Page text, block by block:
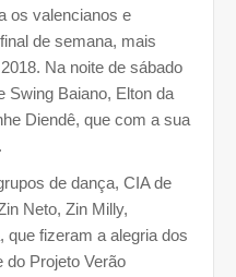
os valencianos e
de semana, mais
Na noite de sábado
Swing Baiano, Elton da
Diendê, que com a sua
de dança, CIA de
Neto, Zin Milly,
que fizeram a alegria dos
do Projeto Verão